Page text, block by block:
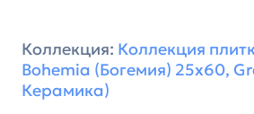
Коллекция: Коллекция
Bohemia (Богемия) 25х60,
Керамика)